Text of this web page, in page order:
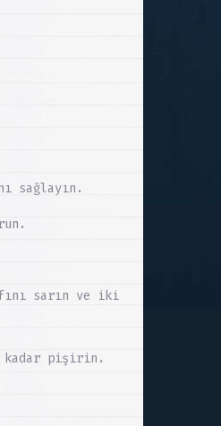
sağlayın.
sarın ve iki
kadar pişirin.